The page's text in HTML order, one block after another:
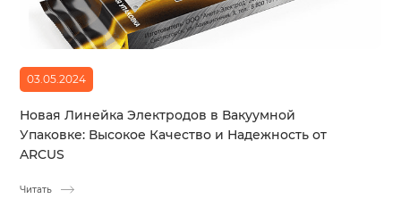
03.05.2024
Новая Линейка Электродов в Вакуумной
Упаковке: Высокое Качество и Надежность от
ARCUS
Читать